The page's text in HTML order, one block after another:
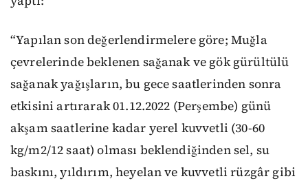
“Yapılan son değerlendirmelere göre; Muğla
çevrelerinde beklenen sağanak ve gök gürültülü
sağanak yağışların, bu gece saatlerinden sonra
etkisini artırarak 01.12.2022 (Perşembe) günü
akşam saatlerine kadar yerel kuvvetli (30-60
kg/m2/12 saat) olması beklendiğinden sel, su
baskını, yıldırım, heyelan ve kuvvetli rüzgâr gibi